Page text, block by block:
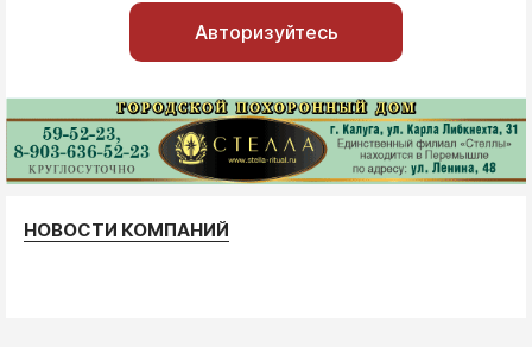
Авторизуйтесь
НОВОСТИ КОМПАНИЙ